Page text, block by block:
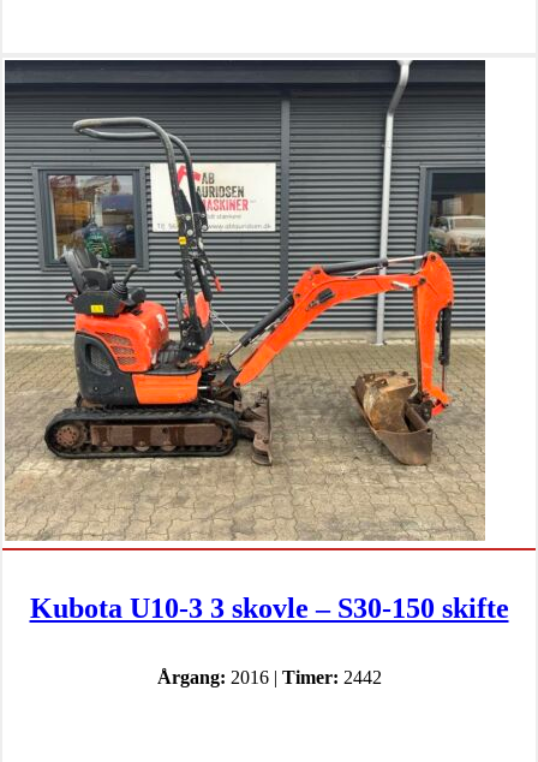
Kubota U10-3 3 skovle – S30-150 skifte
Årgang: 2016 | Timer: 2442